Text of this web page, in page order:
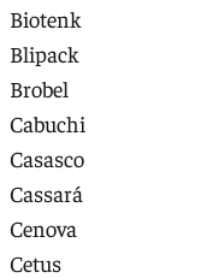
Biotenk
Blipack
Brobel
Cabuchi
Casasco
Cassará
Cenova
Cetus